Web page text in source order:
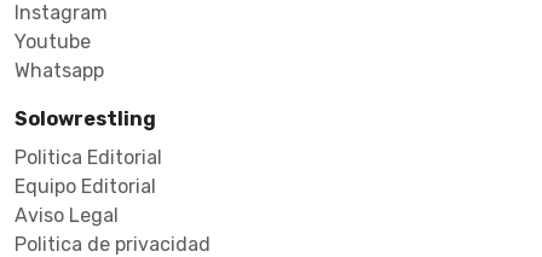
Instagram
Youtube
Whatsapp
Solowrestling
Politica Editorial
Equipo Editorial
Aviso Legal
Politica de privacidad